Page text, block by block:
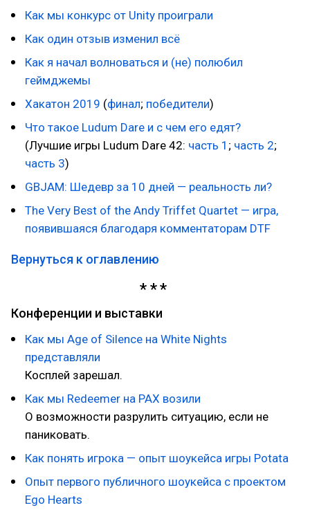
Как мы конкурс от Unity проиграли
Как один отзыв изменил всё
Как я начал волноваться и (не) полюбил
геймджемы
Хакатон 2019 (финал; победители)
Что такое Ludum Dare и с чем его едят?
(Лучшие игры Ludum Dare 42: часть 1 ; часть 2;
часть 3)
GBJAM: Шедевр за 10 дней — реальность ли?
The Very Best of the Andy Triffet Quartet — игра,
появившаяся благодаря комментаторам DTF
Вернуться к оглавлению
Конференции и выставки
Как мы Age of Silence на White Nights
представляли
Косплей зарешал.
Как мы Redeemer на PAX возили
О возможности разрулить ситуацию, если не
паниковать.
Как понять игрока — опыт шоукейса игры Potata
Опыт первого публичного шоукейса с проектом
Ego Hearts